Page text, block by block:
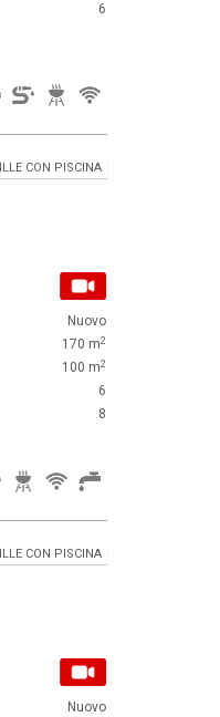
6
CON PISCINA
Nuovo
170 m2
100 m2
6
8
CON PISCINA
Nuovo